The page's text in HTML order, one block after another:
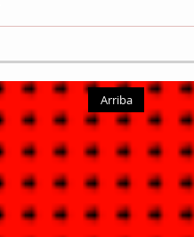
Arriba